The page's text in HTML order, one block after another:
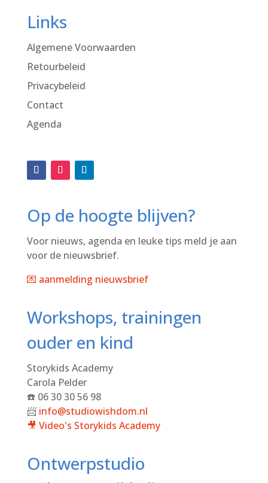
Links
Algemene Voorwaarden
Retourbeleid
Privacybeleid
Contact
Agenda
Op de hoogte blijven?
Voor nieuws, agenda en leuke tips meld je aan
voor de nieuwsbrief.
💌 aanmelding nieuwsbrief
Workshops, trainingen
ouder en kind
Storykids Academy
Carola Pelder
☎️ 06 30 30 56 98
📨 info@studiowishdom.nl
🎥 Video's Storykids Academy
Ontwerpstudio